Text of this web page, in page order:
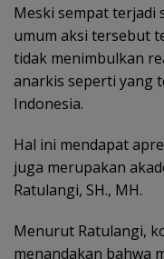
Meski sempat terjadi
umum aksi tersebut
tidak menimbulkan
anarkis seperti yang
Indonesia.
Hal ini mendapat
juga merupakan
Ratulangi, SH., MH.
Menurut Ratulangi,
menandakan bahwa